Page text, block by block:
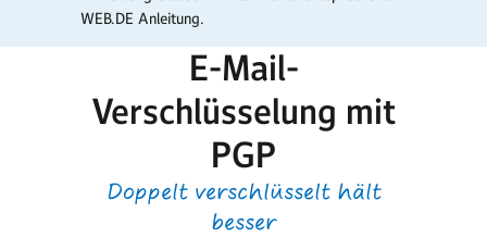
WEB.DE Anleitung.
E-Mail-
Verschlüsselung mit
PGP
Doppelt verschlüsselt hält
besser